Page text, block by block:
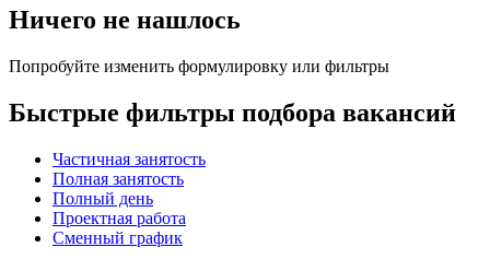
Ничего не нашлось
Попробуйте изменить формулировку или фильтры
Быстрые фильтры подбора вакансий
Частичная занятость
Полная занятость
Полный день
Проектная работа
Сменный график